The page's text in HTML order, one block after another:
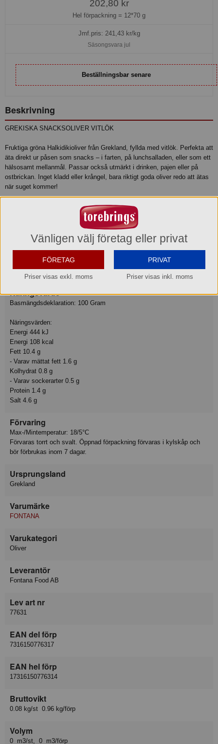
202,80 kr
Hel förpackning = 12*70 g
Jmf.pris: 241,43kr/kg
Säsongsvara jul
Beställningsbar senare
Beskrivning
GREKISKA SNACKSOLIVER VITLÖK
Fruktiga gröna Halkidikioliver från Grekland, fyllda med vitlök. Perfekta att
äta direkt ur påsen som snacks – i farten, på lunchsalladen, eller som ett
hälsosamt mellanmål. Passar också utmärkt i drinken, pajen eller på
ostbrickan. Inget kladd eller krångel, bara riktigt goda oliver redo att ätas
när suget kommer!
Produktinformation
Ingredienser
Halkidiki, salt, surhetsreglerande medel: citronsyra,
antioxidationsmedel: askorbinsyra), vitlök 13%, solrosolja, extra
jungfruolja, Konserveringsmedel: sorbinsyra.
Näringsvärde
Basmängdsdeklaration: 100 Gram
Näringsvärden:
Energi 444 kJ
Energi 108 kcal
Fett 10.4 g
- Varav mättat fett 1.6 g
Kolhydrat 0.8 g
- Varav sockerarter 0.5 g
Protein 1.4 g
Salt 4.6 g
Förvaring
Max-/Mintemperatur: 18/5°C
Förvaras torrt och svalt. Öppnad förpackning förvaras i kylskåp och
bör förbrukas inom 7 dagar.
Ursprungsland
Grekland
Varumärke
FONTANA
Varukategori
Oliver
Leverantör
Fontana Food AB
Lev art nr
77631
EAN del förp
7316150776317
EAN hel förp
17316150776314
Bruttovikt
0.08 kg/st 0.96 kg/förp
Volym
0 m3/st, 0 m3/förp
Vänligen välj företag eller privat
FÖRETAG
Priser visas exkl. moms
PRIVAT
Priser visas inkl. moms